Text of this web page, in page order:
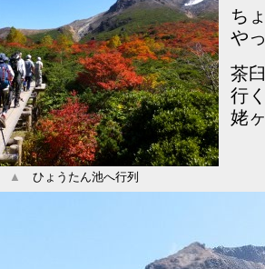
ち
や
茶
行
姥
▲ ひょうたん池へ行列